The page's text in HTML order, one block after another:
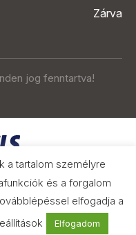
Zárva
jog fenntartva!
a tartalom személyre
és a forgalom
elfogadja a
Elfogadom